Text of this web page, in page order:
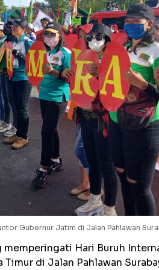
Gubernur Jatim di Jalan Pahlawan
memperingati Hari Buruh
di Jalan Pahlawan